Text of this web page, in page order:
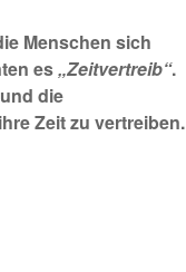
Menschen sich
es„Zeitvertreib“.
die
Zeit zu vertreiben.